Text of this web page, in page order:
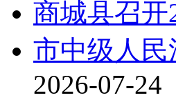
商城县召开
市中级人
2026-07-24